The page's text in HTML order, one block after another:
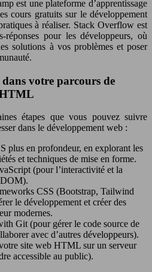
est une plateforme d’apprentissage
cours gratuits sur le développement
à réaliser. Stack Overflow est
réponses pour les développeurs, où
solutions à vos problèmes et poser
dans votre parcours de
étapes que vous pouvez suivre
dans le développement web :
plus en profondeur, en explorant les
et techniques de mise en forme.
(pour l’interactivité et la
CSS (Bootstrap, Tailwind
le développement et créer des
modernes.
Git (pour gérer le code source de
avec d’autres développeurs).
site web HTML sur un serveur
accessible au public).